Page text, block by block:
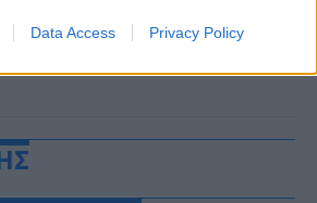
Data Access Privacy Policy